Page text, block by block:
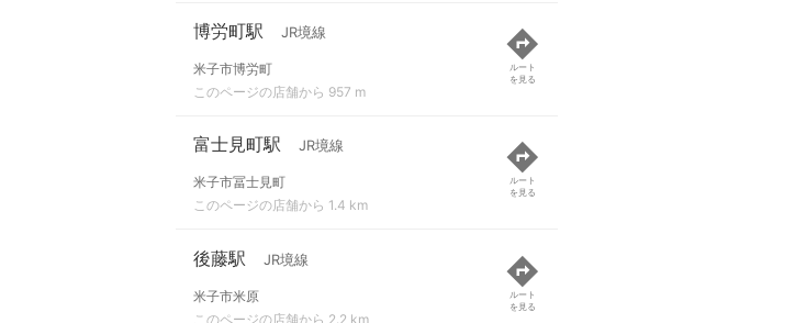
博労町駅 JR境線
米子市博労町
このページの店舗から 957 m
ルート
を見る
富士見町駅 JR境線
米子市冨士見町
このページの店舗から 1.4 km
ルート
を見る
後藤駅 JR境線
米子市米原
このページの店舗から 2.2 km
ルート
を見る